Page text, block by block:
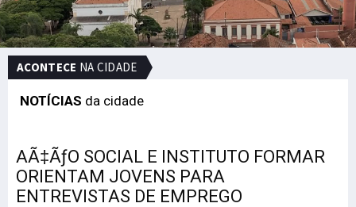
ACONTECE NA CIDADE
NOTÍCIAS da cidade
AÃ‡ÃƒO SOCIAL E INSTITUTO FORMAR
ORIENTAM JOVENS PARA
ENTREVISTAS DE EMPREGO